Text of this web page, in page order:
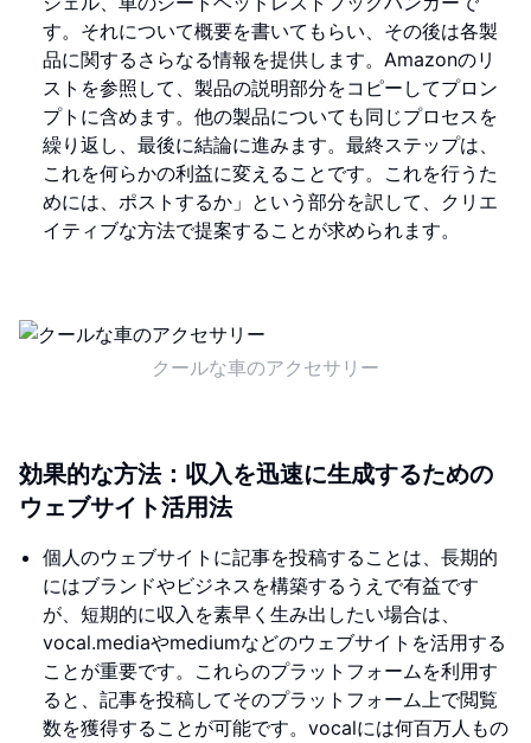
す。それについて概要を書いてもらい、その後は各製
品に関するさらなる情報を提供します。Amazonのリ
ストを参照して、製品の説明部分をコピーしてプロン
プトに含めます。他の製品についても同じプロセスを
繰り返し、最後に結論に進みます。最終ステップは、
これを何らかの利益に変えることです。これを行うた
めには、ポストするか」という部分を訳して、クリエ
イティブな方法で提案することが求められます。
クールな車のアクセサリー
効果的な方法：収入を迅速に生成するための
ウェブサイト活用法
個人のウェブサイトに記事を投稿することは、長期的
にはブランドやビジネスを構築するうえで有益です
が、短期的に収入を素早く生み出したい場合は、
vocal.mediaやmediumなどのウェブサイトを活用する
ことが重要です。これらのプラットフォームを利用す
ると、記事を投稿してそのプラットフォーム上で閲覧
数を獲得することが可能です。vocalには何百万人もの